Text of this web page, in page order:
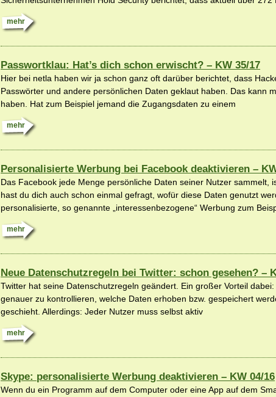
mehr
Passwortklau: Hat’s dich schon erwischt? – KW 35/17
Hier bei netla haben wir ja schon ganz oft darüber berichtet, dass
Passwörter und andere persönlichen Daten geklaut haben. Das kann
haben. Hat zum Beispiel jemand die Zugangsdaten zu einem
mehr
Personalisierte Werbung bei Facebook deaktivieren –
Das Facebook jede Menge persönliche Daten seiner Nutzer sammelt,
hast du dich auch schon einmal gefragt, wofür diese Daten genutzt
personalisierte, so genannte „interessenbezogene“ Werbung zum
mehr
Neue Datenschutzregeln bei Twitter: schon gesehen? –
Twitter hat seine Datenschutzregeln geändert. Ein großer Vorteil
genauer zu kontrollieren, welche Daten erhoben bzw. gespeichert
geschieht. Allerdings: Jeder Nutzer muss selbst aktiv
mehr
Skype: personalisierte Werbung deaktivieren – KW 04/16
Wenn du ein Programm auf dem Computer oder eine App auf dem